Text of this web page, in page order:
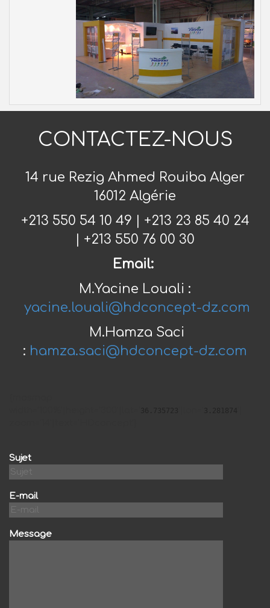
CONTACTEZ-NOUS
14 rue Rezig Ahmed Rouiba Alger
16012 Algérie
+213 550 54 10 49 | +213 23 85 40 24
| +213 550 76 00 30
Email:
M.Yacine Louali :
yacine.louali@hdconcept-dz.com
M.Hamza Saci
: hamza.saci@hdconcept-dz.com
Sujet
E-mail
Message